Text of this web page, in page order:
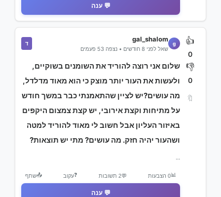
💬 ענה
👍
0
👎
0
🔖
g
gal_shalom
שאל לפני 8 חודשים • נצפה 53 פעמים
ד
שלום אני רוצה להוריד את השומנים בשוקיים,
ולעשות את העור יותר מוצק כי הוא מאוד מדלדל,
מה עושים?יש לציין שהתאמנתי כבר במשך חודש
על מתיחות וקצת אירובי, יש קצת צמצום היקפים
באיזור העליון אבל חשוב לי מאוד להוריד למטה
ושהעור יהיה חזק. מה עושים? מתי יש תוצאות?
...
📊0 הצבעות 💬2 תשובות ❓עקוב 📤שתף
💬 ענה